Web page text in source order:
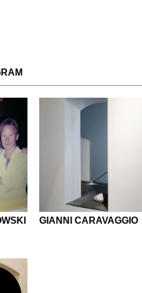
GIANNI CARAVAGGIO